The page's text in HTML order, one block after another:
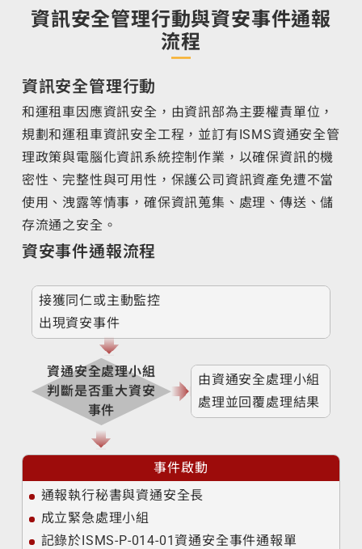
資訊安全管理行動與資安事件通報
流程
資訊安全管理行動
和運租車因應資訊安全，由資訊部為主要權責單位，
規劃和運租車資訊安全工程，並訂有ISMS資通安全管
理政策與電腦化資訊系統控制作業，以確保資訊的機
密性、完整性與可用性，保護公司資訊資產免遭不當
使用、洩露等情事，確保資訊蒐集、處理、傳送、儲
存流通之安全。
資安事件通報流程
接獲同仁或主動監控
出現資安事件
資通安全處理小組
判斷是否重大資安
事件
由資通安全處理小組
處理並回覆處理結果
事件啟動
通報執行秘書與資通安全長
成立緊急處理小組
記錄於ISMS-P-014-01資通安全事件通報單